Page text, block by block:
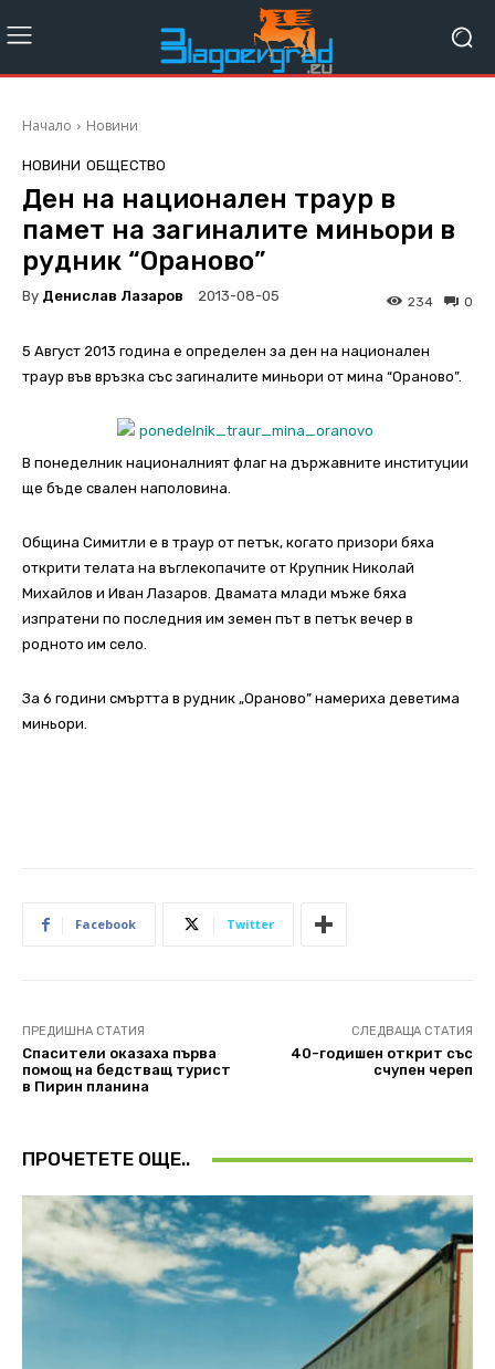
Начало Новини
НОВИНИ ОБЩЕСТВО
Ден на национален траур в
памет на загиналите миньори в
рудник “Ораново”
By Денислав Лазаров 2013-08-05 0
234
5 Август 2013 година е определен за ден на национален
траур във връзка със загиналите миньори от мина “Ораново”.
В понеделник националният флаг на държавните институции
ще бъде свален наполовина.
Община Симитли е в траур от петък, когато призори бяха
открити телата на въглекопачите от Крупник Николай
Михайлов и Иван Лазаров. Двамата млади мъже бяха
изпратени по последния им земен път в петък вечер в
родното им село.
За 6 години смъртта в рудник „Ораново” намериха деветима
миньори.
Facebook Twitter
ПРЕДИШНА СТАТИЯ
Спасители оказаха първа
помощ на бедстващ турист
в Пирин планина
СЛЕДВАЩА СТАТИЯ
40-годишен открит със
счупен череп
ПРОЧЕТЕТЕ ОЩЕ..